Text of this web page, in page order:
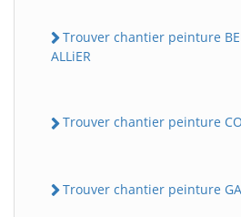
Trouver chantier peinture
ALLiER
Trouver chantier peinture
Trouver chantier peinture